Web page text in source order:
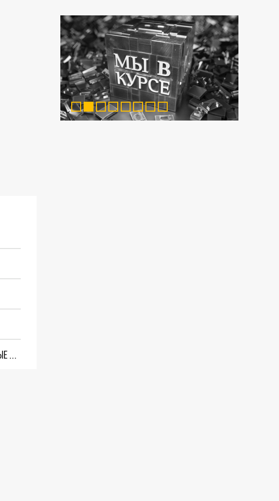
"ОЧЕНЬ ПЛОХИЕ НОВОСТИ": БОЛЬШАЯ ОШИБКА PALANTIR В РОССИИ. СТРАНЫ НАТО ВПЕРВЫЕ ЗА СВО ОСТАНОВИЛИ ПОСТАВКИ ОРУЖИЯ. ВСУ ТЕРЯЮТ ПРИГРАНИЧЬЕ?